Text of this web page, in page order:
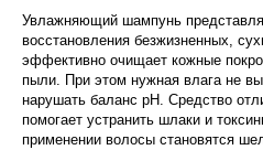
Увлажняющий шампунь
восстановления безжизненных,
эффективно очищает кожные
пыли. При этом нужная влага не
нарушать баланс pH. Средство
помогает устранить шлаки и
применении волосы становятся